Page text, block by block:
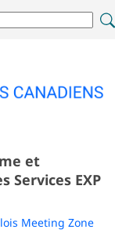
et
Services EXP
Meeting Zone